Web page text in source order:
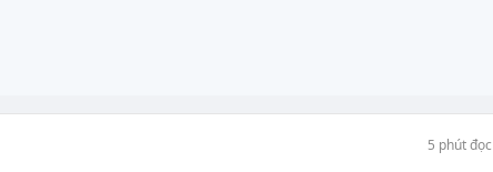
5 phút đọc